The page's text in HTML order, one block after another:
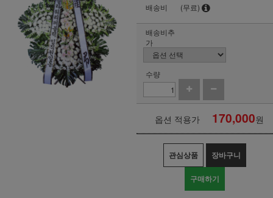
배송비
(무료)
배송비추
가
수량
옵션 적용가 170,000원
관심상품 장바구니
구매하기